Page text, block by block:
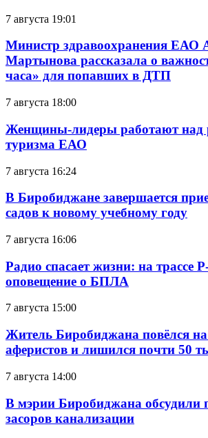
7 августа 19:01
Министр здравоохранения ЕАО
Мартынова рассказала о
часа» для попавших в ДТП
7 августа 18:00
Женщины-лидеры работают над
туризма ЕАО
7 августа 16:24
В Биробиджане завершается
садов к новому учебному году
7 августа 16:06
Радио спасает жизни: на трассе
оповещение о БПЛА
7 августа 15:00
Житель Биробиджана повёлся на
аферистов и лишился почти 50
7 августа 14:00
В мэрии Биробиджана обсудили
засоров канализации